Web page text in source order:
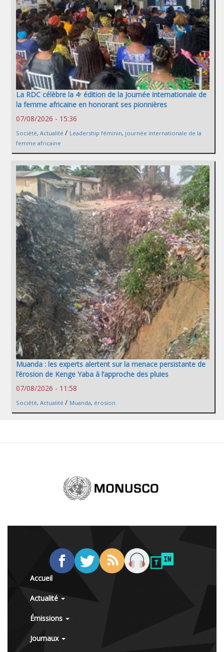
La RDC célèbre la 4ᵉ édition de la Journée internationale de
la femme africaine en honorant ses pionnières
07/08/2026 - 15:36
Société, Actualité / Leadership féminin, journée internationale de la
femme africaine
Muanda : les experts alertent sur la menace persistante de
l’érosion de Kenge Yaba à l’approche des pluies
07/08/2026 - 11:58
Société, Actualité / Muanda, érosion
Accueil
Actualité
Émissions
Journaux